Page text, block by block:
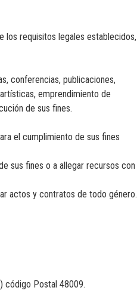
los requisitos legales establecidos,
conferencias, publicaciones,
emprendimiento de
de sus fines.
el cumplimiento de sus fines
sus fines o a allegar recursos con
actos y contratos de todo género.
código Postal 48009.